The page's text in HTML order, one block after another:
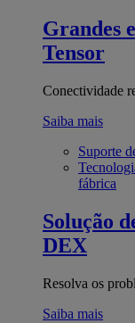
Grandes
Tensor
Conectividade
Saiba mais
Suporte
fábrica
Solução
DEX
Resolva os
Saiba mais